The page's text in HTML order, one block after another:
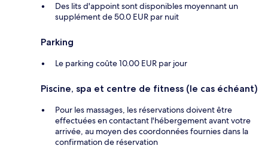
Des lits d'appoint sont disponibles moyennant un
supplément de 50.0 EUR par nuit
Parking
Le parking coûte 10.00 EUR par jour
Piscine, spa et centre de fitness (le cas échéant)
Pour les massages, les réservations doivent être
effectuées en contactant l'hébergement avant votre
arrivée, au moyen des coordonnées fournies dans la
confirmation de réservation